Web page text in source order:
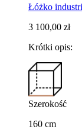
Łóżko
3 100,00 zł
Krótki opis:
Szerokość
160 cm